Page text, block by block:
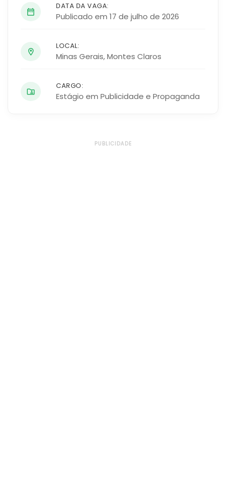
DATA DA VAGA:
Publicado em 17 de julho de 2026
LOCAL:
Minas Gerais,Montes Claros
CARGO:
Estágio em Publicidade e Propaganda
PUBLICIDADE